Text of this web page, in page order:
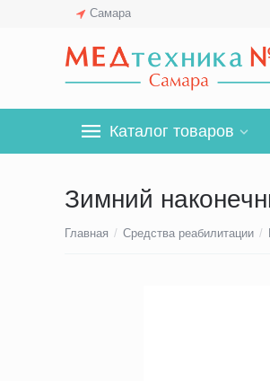
Самара
Каталог товаров
Зимний
Главная / Средства реабилитации /